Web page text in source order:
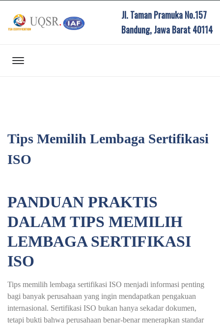
Jl. Taman Pramuka No.157
Bandung, Jawa Barat 40114
Tips Memilih Lembaga Sertifikasi
ISO
PANDUAN PRAKTIS
DALAM TIPS MEMILIH
LEMBAGA SERTIFIKASI
ISO
Tips memilih lembaga sertifikasi ISO menjadi informasi penting
bagi banyak perusahaan yang ingin mendapatkan pengakuan
internasional. Sertifikasi ISO bukan hanya sekadar dokumen,
tetapi bukti bahwa perusahaan benar-benar menerapkan standar